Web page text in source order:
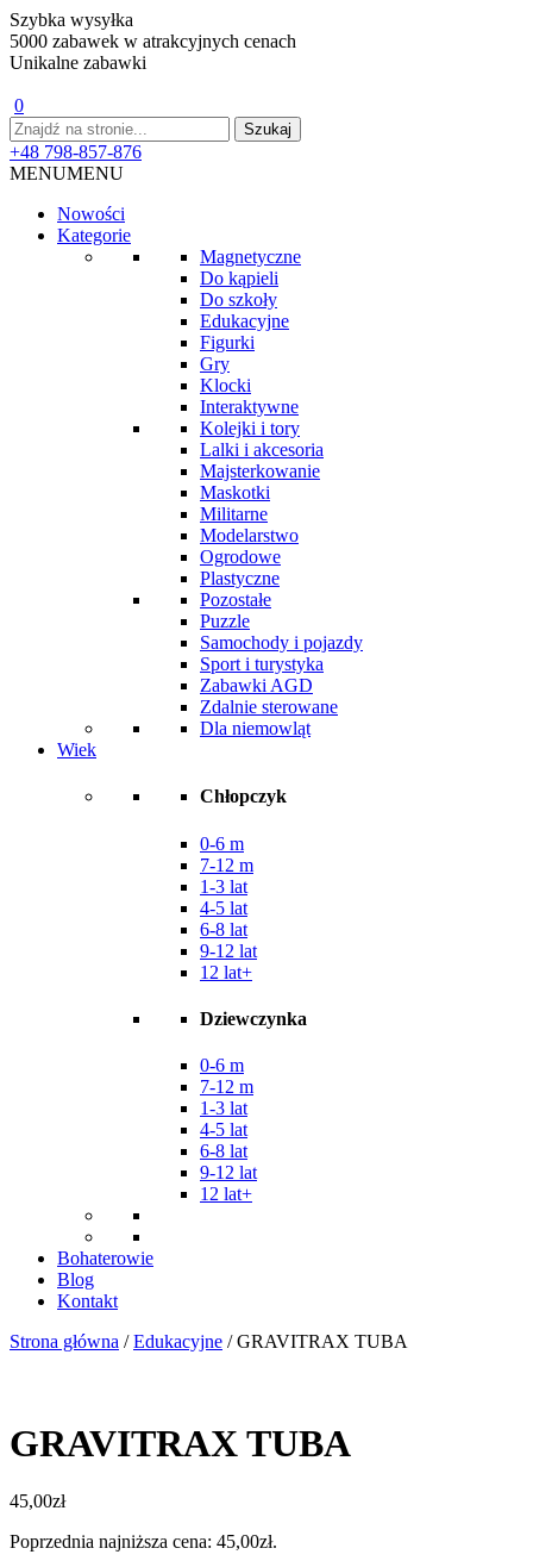
Szybka wysyłka
5000 zabawek w atrakcyjnych cenach
Unikalne zabawki
0
+48 798-857-876
MENUMENU
Nowości
Kategorie
Magnetyczne
Do kąpieli
Do szkoły
Edukacyjne
Figurki
Gry
Klocki
Interaktywne
Kolejki i tory
Lalki i akcesoria
Majsterkowanie
Maskotki
Militarne
Modelarstwo
Ogrodowe
Plastyczne
Pozostałe
Puzzle
Samochody i pojazdy
Sport i turystyka
Zabawki AGD
Zdalnie sterowane
Dla niemowląt
Wiek
Chłopczyk
0-6 m
7-12 m
1-3 lat
4-5 lat
6-8 lat
9-12 lat
12 lat+
Dziewczynka
0-6 m
7-12 m
1-3 lat
4-5 lat
6-8 lat
9-12 lat
12 lat+
Bohaterowie
Blog
Kontakt
Strona główna /Edukacyjne / GRAVITRAX TUBA
GRAVITRAX TUBA
45,00zł
Poprzednia najniższa cena: 45,00zł.